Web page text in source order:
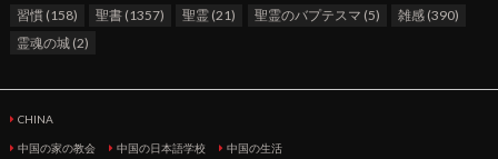
習慣(158) 聖書 (1357) 聖霊 (21) 聖霊のバプテスマ (5) 雑感(390)
霊魂の城(2)
CHINA
中国の家の教会 中国の日本語学校 中国の生活